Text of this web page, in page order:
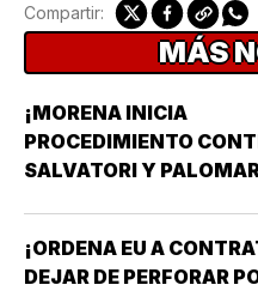
Compartir:
MÁS
¡MORENA INICIA
PROCEDIMIENTO
SALVATORI Y
¡ORDENA EU A
DEJAR DE PERFORAR